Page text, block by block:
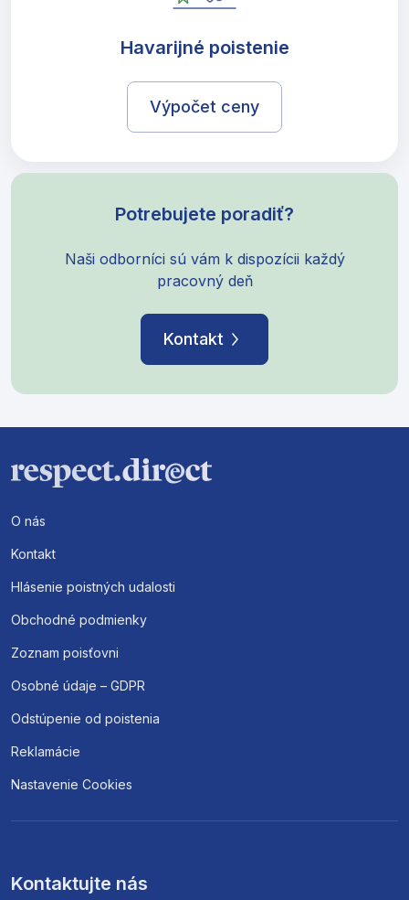
Havarijné poistenie
Výpočet ceny
Potrebujete poradiť?
Naši odborníci sú vám k dispozícii každý
pracovný deň
Kontakt
O nás
Kontakt
Hlásenie poistných udalosti
Obchodné podmienky
Zoznam poisťovni
Osobné údaje – GDPR
Odstúpenie od poistenia
Reklamácie
Nastavenie Cookies
Kontaktujte nás